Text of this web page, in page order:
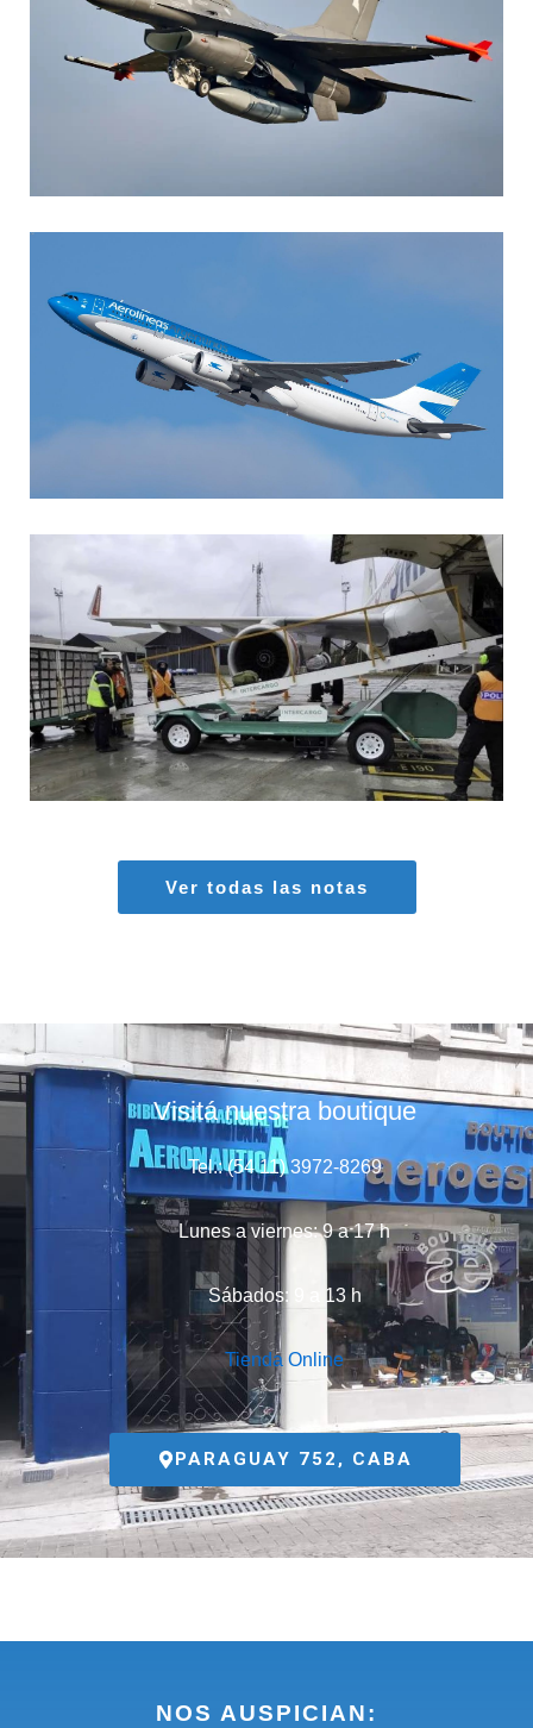
AGUSTIN BOFFI
Aviación Militar, Fuerza Aérea Argentina
MARIA SONZINI
MARIA SONZINI
Aeropuertos, Aviación General
Ver todas las notas
Visitá nuestra boutique
Tel.: (54 11) 3972-8269
Lunes a viernes: 9 a 17 h
Sábados: 9 a 13 h
Tienda Online
PARAGUAY 752, CABA
NOS AUSPICIAN: